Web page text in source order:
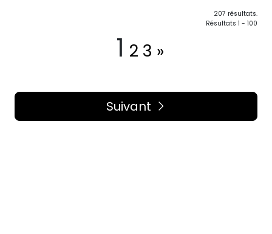
207 résultats.
Résultats 1 - 100
1 2 3 »
Suivant